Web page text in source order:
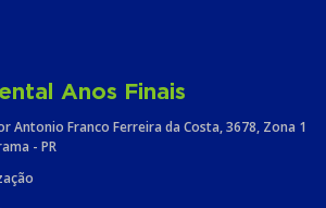
Anos Finais
Antonio Franco Ferreira da Costa, 3678, Zona 1
- PR